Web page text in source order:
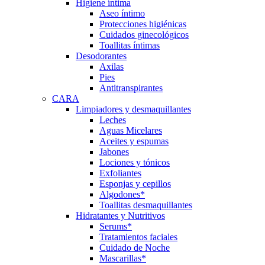
Higiene íntima
Aseo íntimo
Protecciones higiénicas
Cuidados ginecológicos
Toallitas íntimas
Desodorantes
Axilas
Pies
Antitranspirantes
CARA
Limpiadores y desmaquillantes
Leches
Aguas Micelares
Aceites y espumas
Jabones
Lociones y tónicos
Exfoliantes
Esponjas y cepillos
Algodones*
Toallitas desmaquillantes
Hidratantes y Nutritivos
Serums*
Tratamientos faciales
Cuidado de Noche
Mascarillas*